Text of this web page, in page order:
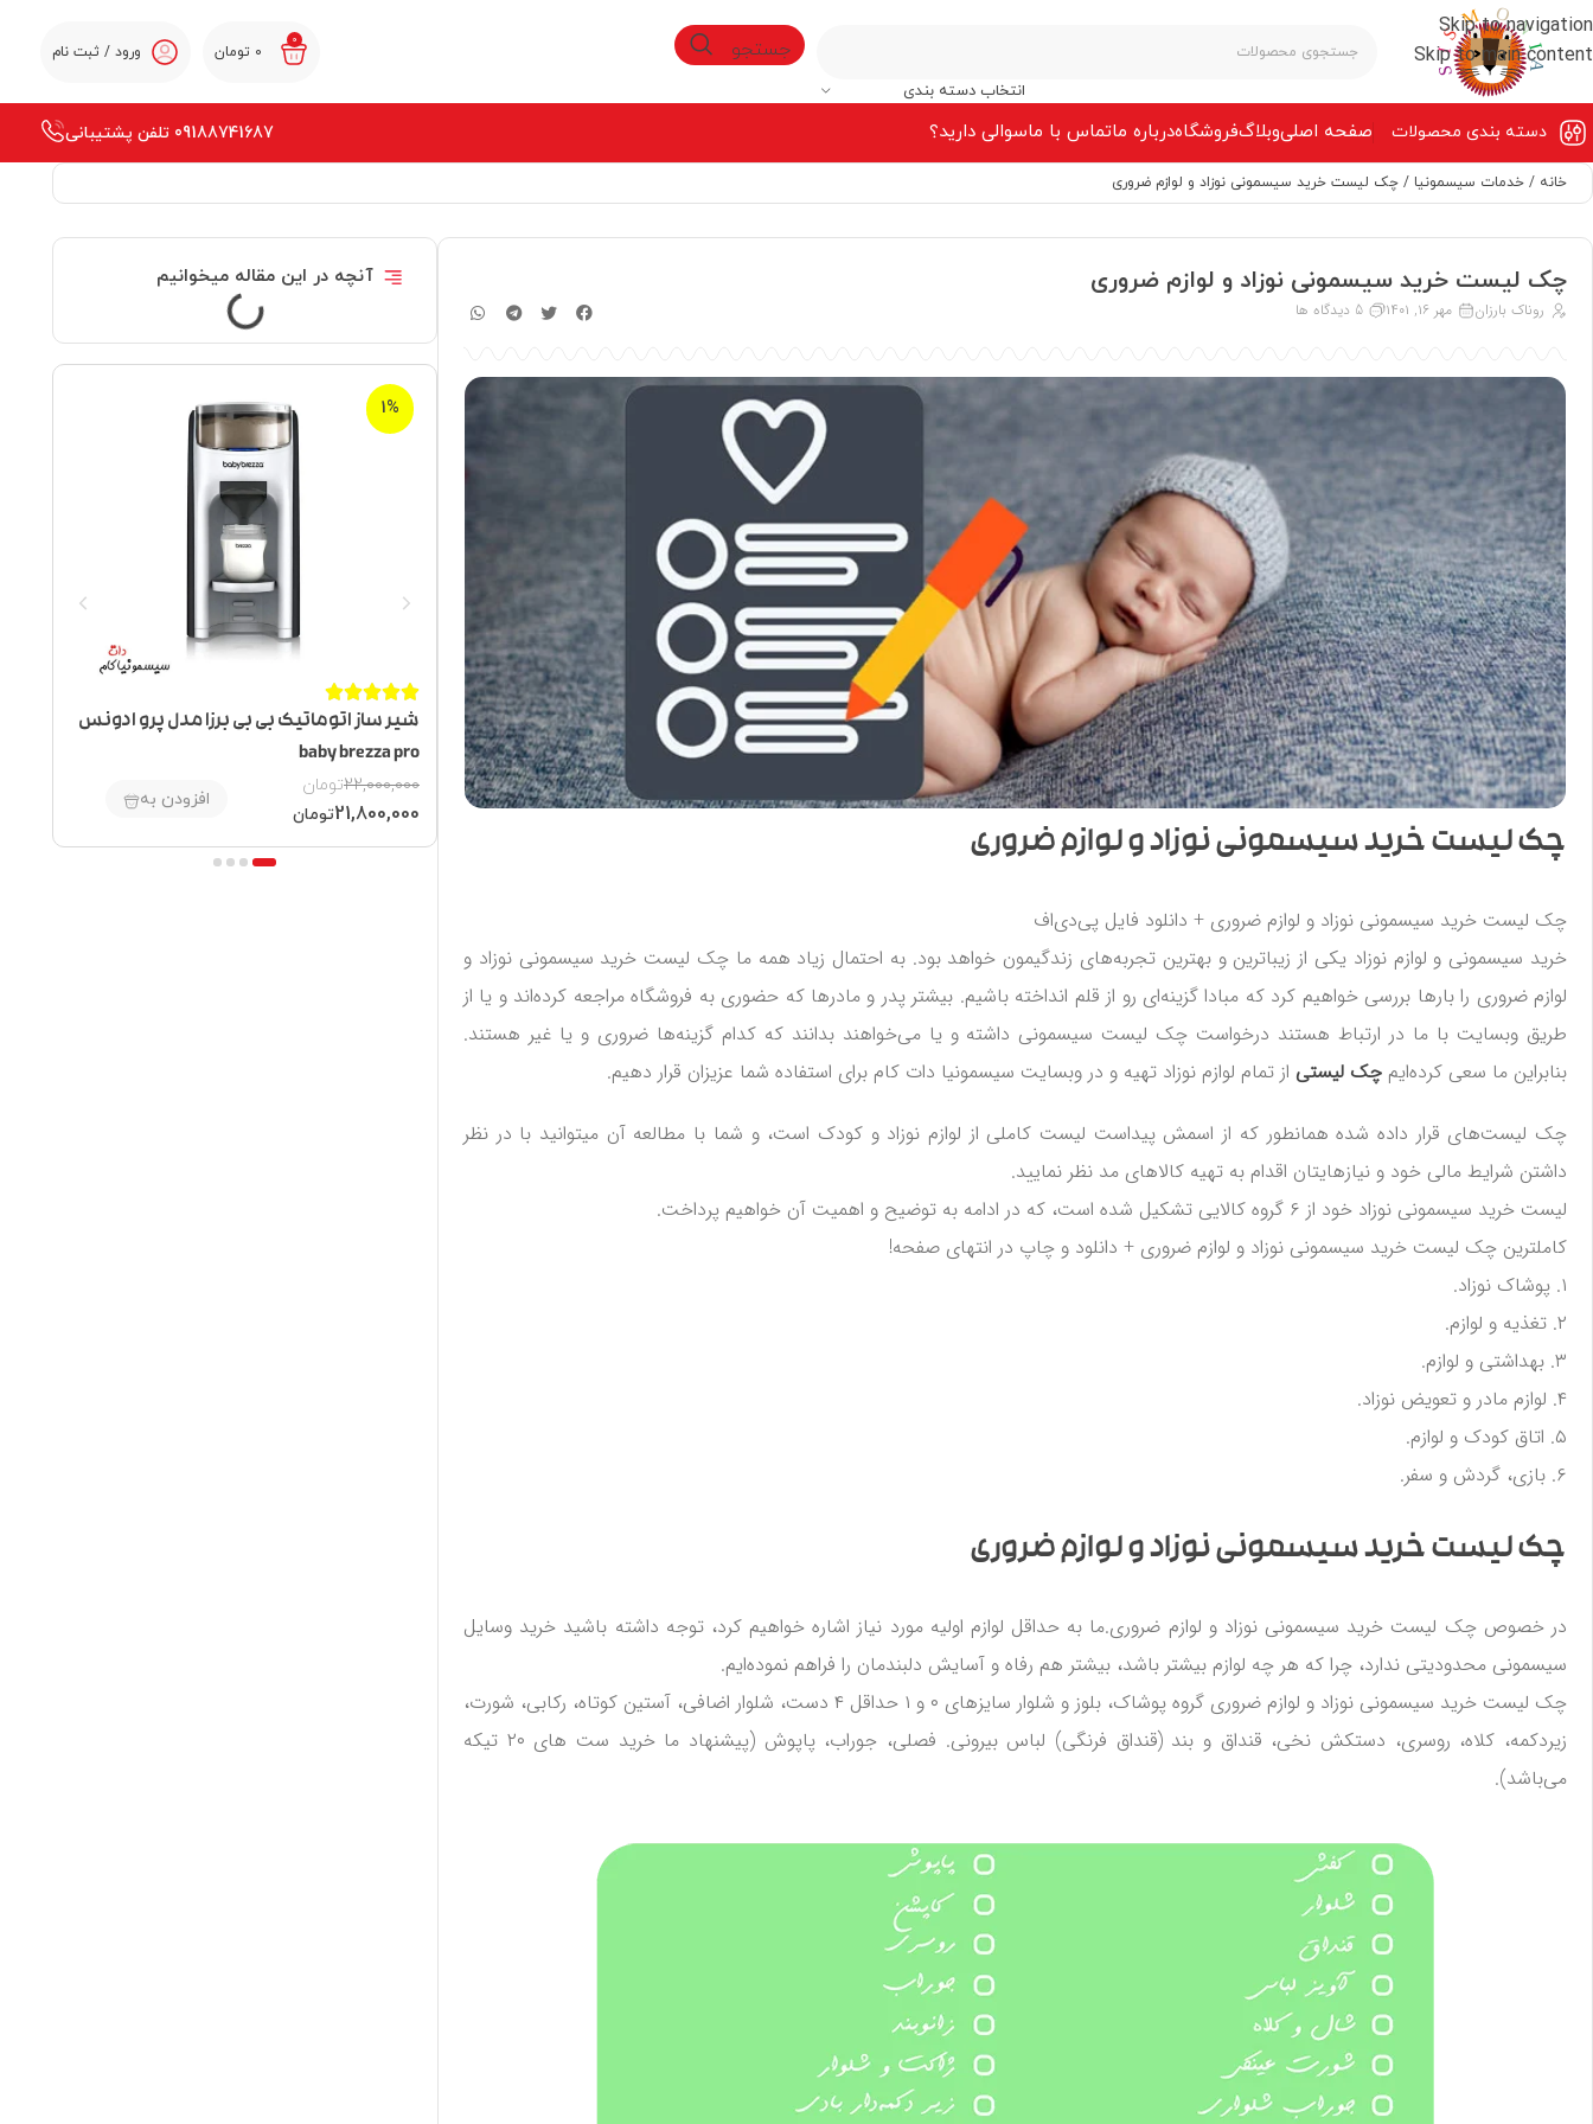
Skip to navigation
Skip to main content
انتخاب دسته بندی
جستجو 0
0 تومان ورود / ثبت نام
دسته بندی محصولات صفحه‌ اصلیوبلاگفروشگاهدرباره ماتماس با ماسوالی دارید؟ 09188741687 تلفن پشتیبانی
خانه خدمات سیسمونیا چک لیست خرید سیسمونی نوزاد و لوازم ضروری
چک لیست خرید سیسمونی نوزاد و لوازم ضروری
روناک بارزان مهر ۱۶, ۱۴۰۱ 5 دیدگاه ها
چک لیست خرید سیسمونی نوزاد و لوازم ضروری
چک لیست خرید سیسمونی نوزاد و لوازم ضروری + دانلود فایل پی‌دی‌اف
خرید سیسمونی و لوازم نوزاد یکی از زیباترین و بهترین تجربه‌های زندگیمون خواهد بود. به احتمال زیاد همه ما چک لیست خرید سیسمونی نوزاد و
لوازم ضروری را بارها بررسی خواهیم کرد که مبادا گزینه‌ای رو از قلم انداخته باشیم. بیشتر پدر و مادرها که حضوری به فروشگاه مراجعه کرده‌اند و یا از
طریق وبسایت با ما در ارتباط هستند درخواست چک لیست سیسمونی داشته و یا می‌خواهند بدانند که کدام گزینه‌ها ضروری و یا غیر هستند.
بنابراین ما سعی کرده‌ایم چک لیستی از تمام لوازم نوزاد تهیه و در وبسایت سیسمونیا دات کام برای استفاده شما عزیزان قرار دهیم.
چک لیست‌های قرار داده شده همانطور که از اسمش پیداست لیست کاملی از لوازم نوزاد و کودک است، و شما با مطالعه آن میتوانید با در نظر
داشتن شرایط مالی خود و نیازهایتان اقدام به تهیه کالاهای مد نظر نمایید.
لیست خرید سیسمونی نوزاد خود از ۶ گروه کالایی تشکیل شده است، که در ادامه به توضیح و اهمیت آن خواهیم پرداخت.
کاملترین چک لیست خرید سیسمونی نوزاد و لوازم ضروری + دانلود و چاپ در انتهای صفحه!
۱. پوشاک نوزاد.
۲. تغذیه و لوازم.
۳. بهداشتی و لوازم.
۴. لوازم مادر و تعویض نوزاد.
۵. اتاق کودک و لوازم.
۶. بازی، گردش و سفر.
چک لیست خرید سیسمونی نوزاد و لوازم ضروری
در خصوص چک لیست خرید سیسمونی نوزاد و لوازم ضروری.ما به حداقل لوازم اولیه مورد نیاز اشاره خواهیم کرد، توجه داشته باشید خرید وسایل
سیسمونی محدودیتی ندارد، چرا که هر چه لوازم بیشتر باشد، بیشتر هم رفاه و آسایش دلبندمان را فراهم نموده‌ایم.
چک لیست خرید سیسمونی نوزاد و لوازم ضروری گروه پوشاک، بلوز و شلوار سایزهای ۰ و ۱ حداقل ۴ دست، شلوار اضافی، آستین کوتاه، رکابی، شورت،
زیردکمه، کلاه، روسری، دستکش نخی، قنداق و بند (قنداق فرنگی) لباس بیرونی. فصلی، جوراب، پاپوش (پیشنهاد ما خرید ست های ۲۰ تیکه
می‌باشد).
آنچه در این مقاله میخوانیم
8%





شیشه شیر 260 میل فیلیپس اونت طرح
کوالا مدل ریسپانس
1,200,000تومان
افزودن به
1%





شیر ساز اتوماتیک بی بی برزا مدل پرو ادونس
baby brezza pro
22,000,000تومان
21,800,000تومان
افزودن به
1